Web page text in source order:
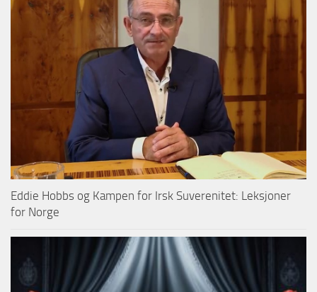
Eddie Hobbs og Kampen for Irsk Suverenitet: Leksjoner
for Norge